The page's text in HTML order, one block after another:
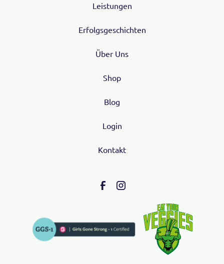
Leistungen
Erfolgsgeschichten
Über Uns
Shop
Blog
Login
Kontakt